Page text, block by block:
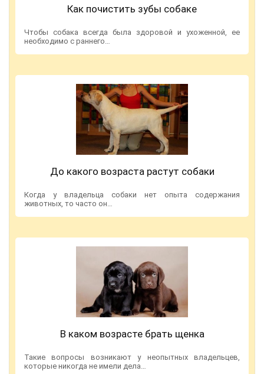
Как почистить зубы собаке
Чтобы собака всегда была здоровой и ухоженной, ее
необходимо с раннего…
До какого возраста растут собаки
Когда у владельца собаки нет опыта содержания
животных, то часто он…
В каком возрасте брать щенка
Такие вопросы возникают у неопытных владельцев,
которые никогда не имели дела…